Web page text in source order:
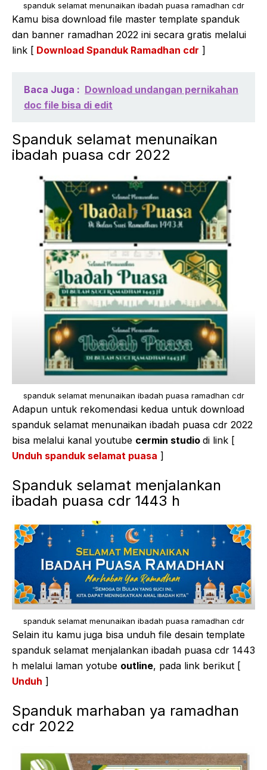
spanduk selamat menunaikan ibadah puasa ramadhan cdr
Kamu bisa download file master template spanduk
dan banner ramadhan 2022 ini secara gratis melalui
link [ Download Spanduk Ramadhan cdr ]
Baca Juga : Download undangan pernikahan
doc file bisa di edit
Spanduk selamat menunaikan
ibadah puasa cdr 2022
spanduk selamat menunaikan ibadah puasa ramadhan cdr
Adapun untuk rekomendasi kedua untuk download
spanduk selamat menunaikan ibadah puasa cdr 2022
bisa melalui kanal youtube cermin studio di link [
Unduh spanduk selamat puasa ]
Spanduk selamat menjalankan
ibadah puasa cdr 1443 h
spanduk selamat menunaikan ibadah puasa ramadhan cdr
Selain itu kamu juga bisa unduh file desain template
spanduk selamat menjalankan ibadah puasa cdr 1443
h melalui laman yotube outline, pada link berikut [
Unduh ]
Spanduk marhaban ya ramadhan
cdr 2022